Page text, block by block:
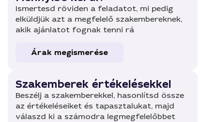
Ismertesd röviden a feladatot, mi pedig
elküldjük azt a megfelelő szakembereknek,
akik ajánlatot fognak tenni rá
Árak megismerése
Szakemberek értékelésekkel
Beszélj a szakemberekkel, hasonlítsd össze
az értékeléseiket és tapasztalukat, majd
válaszd ki a számodra legmegfelelőbbet